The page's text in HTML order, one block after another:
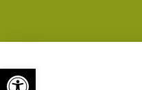
Abrir barra de herramientas